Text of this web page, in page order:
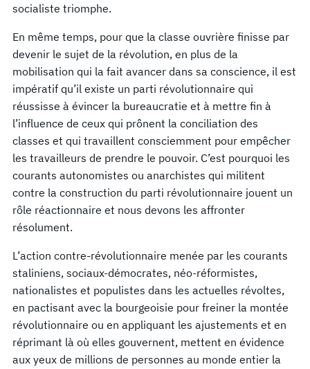
socialiste triomphe.
En même temps, pour que la classe ouvrière finisse par
devenir le sujet de la révolution, en plus de la
mobilisation qui la fait avancer dans sa conscience, il est
impératif qu’il existe un parti révolutionnaire qui
réussisse à évincer la bureaucratie et à mettre fin à
l’influence de ceux qui prônent la conciliation des
classes et qui travaillent consciemment pour empêcher
les travailleurs de prendre le pouvoir. C’est pourquoi les
courants autonomistes ou anarchistes qui militent
contre la construction du parti révolutionnaire jouent un
rôle réactionnaire et nous devons les affronter
résolument.
L’action contre-révolutionnaire menée par les courants
staliniens, sociaux-démocrates, néo-réformistes,
nationalistes et populistes dans les actuelles révoltes,
en pactisant avec la bourgeoisie pour freiner la montée
révolutionnaire ou en appliquant les ajustements et en
réprimant là où elles gouvernent, mettent en évidence
aux yeux de millions de personnes au monde entier la